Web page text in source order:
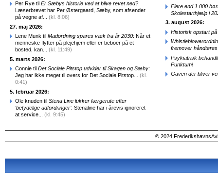
Per Rye til Er Sæbys historie ved at blive revet ned?:
Læserbrevet har Per Østergaard, Sæby, som afsender
på vegne af... (kl. 8:06)
27. maj 2026:
Lene Munk til Madordning spares væk fra år 2030: Når et
menneske flytter på plejehjem eller er beboer på et
bosted, kan... (kl. 11:49)
5. marts 2026:
Connie til Det Sociale Pitstop udvider til Skagen og Sæby:
Jeg har ikke meget til overs for Det Sociale Pitstop... (kl.
0:41)
5. februar 2026:
Ole knuden til Stena Line lukker færgerute efter
‘betydelige udfordringer’: Stenaline har i årevis ignoreret
at service... (kl. 9:45)
Flere end 1.000
Skolestarthjælp i
3. august 2026:
Historisk opstart
fremover
Psykiatrisk
Punktum!
Gaven der bliver
© 2024